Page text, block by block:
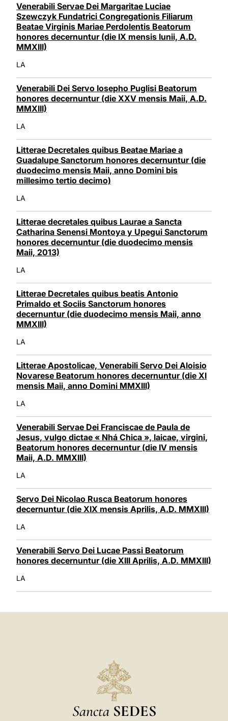
Venerabili Servae Dei Margaritae Luciae
Szewczyk Fundatrici Congregationis Filiarum
Beatae Virginis Mariae Perdolentis Beatorum
honores decernuntur (die IX mensis Iunii, A.D.
MMXIII)
LA
Venerabili Dei Servo Iosepho Puglisi Beatorum
honores decernuntur (die XXV mensis Maii, A.D.
MMXIII)
LA
Litterae Decretales quibus Beatae Mariae a
Guadalupe Sanctorum honores decernuntur (die
duodecimo mensis Maii, anno Domini bis
millesimo tertio decimo)
LA
Litterae decretales quibus Laurae a Sancta
Catharina Senensi Montoya y Upegui Sanctorum
honores decernuntur (die duodecimo mensis
Maii, 2013)
LA
Litterae Decretales quibus beatis Antonio
Primaldo et Sociis Sanctorum honores
decernuntur (die duodecimo mensis Maii, anno
MMXIII)
LA
Litterae Apostolicae, Venerabili Servo Dei Aloisio
Novarese Beatorum honores decernuntur (die XI
mensis Maii, anno Domini MMXIII)
LA
Venerabili Servae Dei Franciscae de Paula de
Jesus, vulgo dictae « Nhá Chica », laicae, virgini,
Beatorum honores decernuntur (die IV mensis
Maii, A.D. MMXIII)
LA
Servo Dei Nicolao Rusca Beatorum honores
decernuntur (die XIX mensis Aprilis, A.D. MMXIII)
LA
Venerabili Servo Dei Lucae Passi Beatorum
honores decernuntur (die XIII Aprilis, A.D. MMXIII)
LA
Sancta SEDES